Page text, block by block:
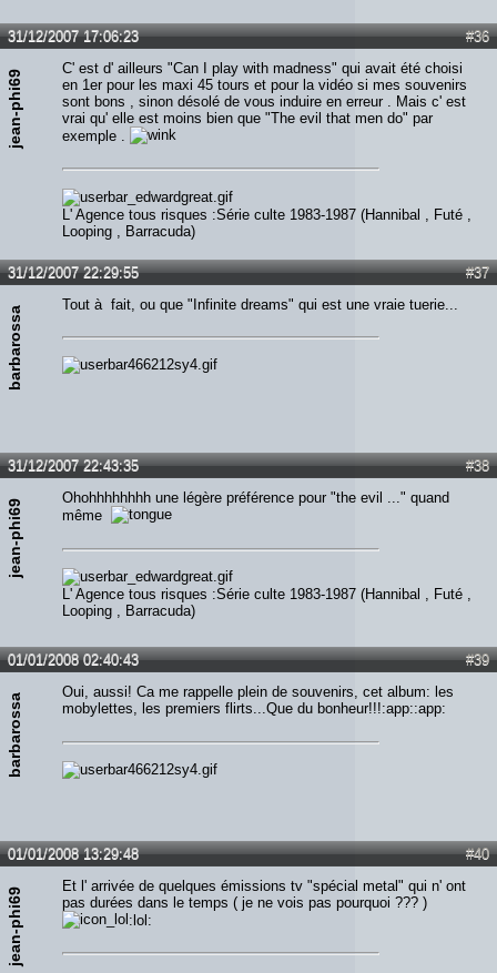
#36
31/12/2007 17:06:23
jean-phi69
C' est d' ailleurs "Can I play with madness" qui avait été choisi
en 1er pour les maxi 45 tours et pour la vidéo si mes souvenirs
sont bons , sinon désolé de vous induire en erreur . Mais c' est
vrai qu' elle est moins bien que "The evil that men do" par
exemple .
L' Agence tous risques :Série culte 1983-1987 (Hannibal , Futé ,
Looping , Barracuda)
#37
31/12/2007 22:29:55
barbarossa
Tout à fait, ou que "Infinite dreams" qui est une vraie tuerie...
#38
31/12/2007 22:43:35
jean-phi69
Ohohhhhhhhh une légère préférence pour "the evil ..." quand
même
L' Agence tous risques :Série culte 1983-1987 (Hannibal , Futé ,
Looping , Barracuda)
#39
01/01/2008 02:40:43
barbarossa
Oui, aussi! Ca me rappelle plein de souvenirs, cet album: les
mobylettes, les premiers flirts...Que du bonheur!!!:app::app:
#40
01/01/2008 13:29:48
jean-phi69
Et l' arrivée de quelques émissions tv "spécial metal" qui n' ont
pas durées dans le temps ( je ne vois pas pourquoi ??? )
:lol: